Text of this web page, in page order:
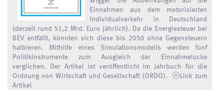
Einnahmen aus dem motorisierten
Individualverkehr in Deutschland
(derzeit rund 51,2 Mrd. Euro jährlich). Da die Energiesteuer bei
BEV entfällt, könnten sich diese bis 2050 ohne Gegensteuern
halbieren. Mithilfe eines Simulationsmodells werden fünf
Politikinstrumente zum Ausgleich der Einnahmelücke
verglichen. Der Artikel ist veröffentlicht im Jahrbuch für die
Ordnung von Wirtschaft und Gesellschaft (ORDO).
Link zum
Artikel